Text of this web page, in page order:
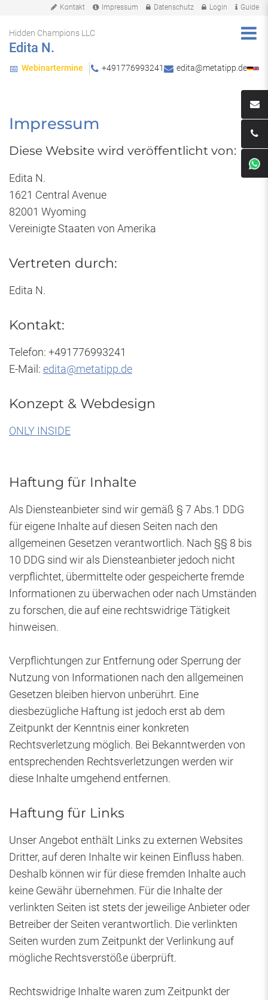
Kontakt Impressum Datenschutz Login Guide
Hidden Champions LLC
Edita N.
📅 Webinartermine +491776993241 edita@metatipp.de
Impressum
Diese Website wird veröffentlicht von:
Edita N.
1621 Central Avenue
82001 Wyoming
Vereinigte Staaten von Amerika
Vertreten durch:
Edita N.
Kontakt:
Telefon: +491776993241
E-Mail: edita@metatipp.de
Konzept & Webdesign
ONLY INSIDE
Haftung für Inhalte
Als Diensteanbieter sind wir gemäß § 7 Abs.1 DDG
für eigene Inhalte auf diesen Seiten nach den
allgemeinen Gesetzen verantwortlich. Nach §§ 8 bis
10 DDG sind wir als Diensteanbieter jedoch nicht
verpflichtet, übermittelte oder gespeicherte fremde
Informationen zu überwachen oder nach Umständen
zu forschen, die auf eine rechtswidrige Tätigkeit
hinweisen.
Verpflichtungen zur Entfernung oder Sperrung der
Nutzung von Informationen nach den allgemeinen
Gesetzen bleiben hiervon unberührt. Eine
diesbezügliche Haftung ist jedoch erst ab dem
Zeitpunkt der Kenntnis einer konkreten
Rechtsverletzung möglich. Bei Bekanntwerden von
entsprechenden Rechtsverletzungen werden wir
diese Inhalte umgehend entfernen.
Haftung für Links
Unser Angebot enthält Links zu externen Websites
Dritter, auf deren Inhalte wir keinen Einfluss haben.
Deshalb können wir für diese fremden Inhalte auch
keine Gewähr übernehmen. Für die Inhalte der
verlinkten Seiten ist stets der jeweilige Anbieter oder
Betreiber der Seiten verantwortlich. Die verlinkten
Seiten wurden zum Zeitpunkt der Verlinkung auf
mögliche Rechtsverstöße überprüft.
Rechtswidrige Inhalte waren zum Zeitpunkt der